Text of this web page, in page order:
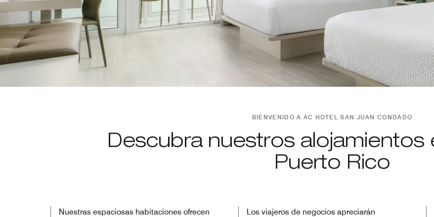
BIENVENIDO A AC HOTEL SAN JUAN CONDADO
Descubra nuestros alojamientos
Puerto Rico
Nuestras espaciosas habitaciones ofrecen
Los viajeros de negocios apreciarán